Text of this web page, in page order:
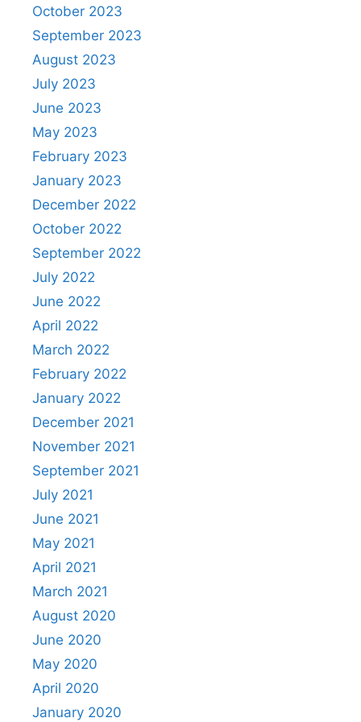
October 2023
September 2023
August 2023
July 2023
June 2023
May 2023
February 2023
January 2023
December 2022
October 2022
September 2022
July 2022
June 2022
April 2022
March 2022
February 2022
January 2022
December 2021
November 2021
September 2021
July 2021
June 2021
May 2021
April 2021
March 2021
August 2020
June 2020
May 2020
April 2020
January 2020